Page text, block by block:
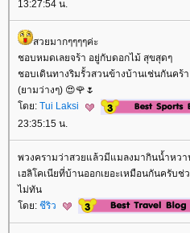
13:27:54 น.
สวยมากๆๆๆๆค่ะ
ชอบหมดเลยจร้า อยู่กับดอกไม้ สุขสุดๆ
ชอบเดินทางริมรั้วสวนข้างบ้านเช่นกันคร้า
(ยามว่างๆ) 😍🌹🌷
ดย: Tui Laksi
23:35:15 น.
พวงครามว่าสวยแล้วมีแมลงมากินน้ำหวา
เฮลิโคเนียที่บ้านออกเยอะเหมือนกันครับ
ไม่ทัน
ดย: ชีริว